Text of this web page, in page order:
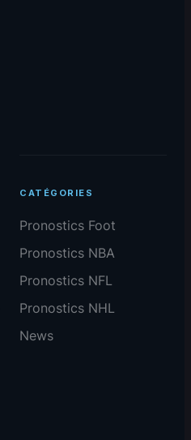
CATÉGORIES
Pronostics Foot
Pronostics NBA
Pronostics NFL
Pronostics NHL
News